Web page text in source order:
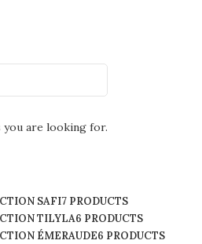
SAFI7 PRODUCTS
TILYLA6 PRODUCTS
ÉMERAUDE6 PRODUCTS
are looking for.